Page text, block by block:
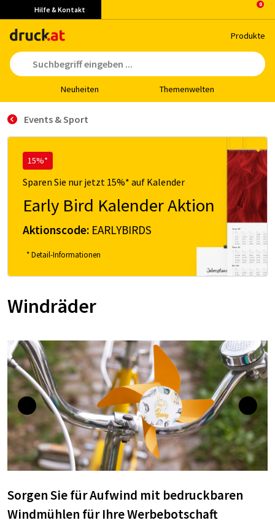
Hilfe & Kontakt
Pro­duk­te
Neu­hei­ten The­men­wel­ten
Events & Sport
15%*
Sparen Sie nur jetzt 15%* auf Kalender
Early Bird Kalender Aktion
Aktionscode: EARLYBIRDS
* Detail-Informationen
Windräder
Sorgen Sie für Aufwind mit bedruckbaren
Windmühlen für Ihre Werbebotschaft